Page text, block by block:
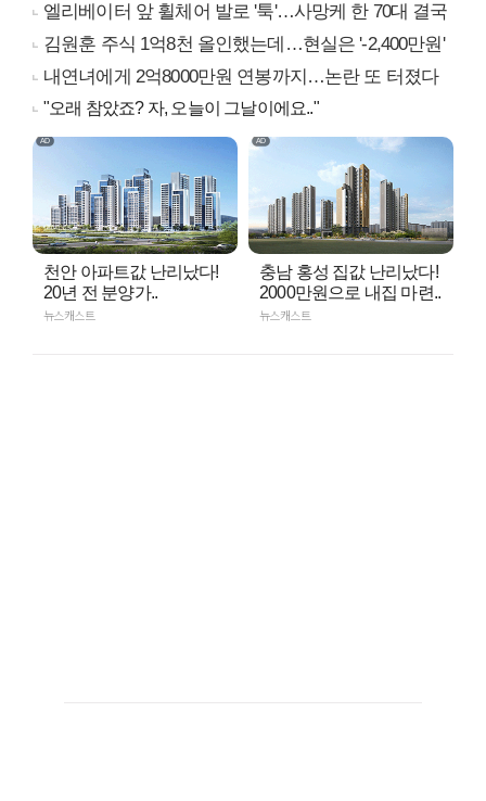
엘리베이터 앞 휠체어 발로 '툭'…사망케 한 70대 결국
김원훈 주식 1억8천 올인했는데…현실은 '-2,400만원'
내연녀에게 2억8000만원 연봉까지…논란 또 터졌다
"오래 참았죠? 자, 오늘이 그날이에요.."
천안 아파트값 난리났다!
20년 전 분양가..
뉴스캐스트
충남 홍성 집값 난리났다!
2000만원으로 내집 마련..
뉴스캐스트